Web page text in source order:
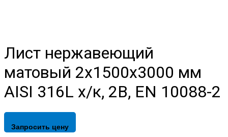
Лист нержавеющий
матовый 2х1500х3000 мм
AISI 316L х/к, 2B, EN 10088-2
Запросить цену